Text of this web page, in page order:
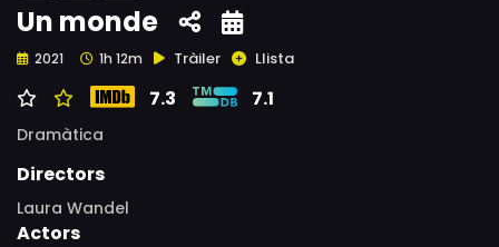
Un monde
2021 1h 12m Tràiler Llista
7.3 7.1
Dramàtica
Directors
Laura Wandel
Actors